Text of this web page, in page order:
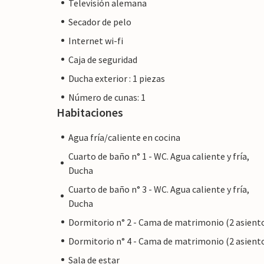
disfrutar de una comida de buen gusto
magníficamente equipada, ofrece otra
lo necesario para el día a día, incluida
hervidor de agua, todo ello con un
entorno inspirador para pensadores y
noroeste, se puede disfrutar de la idílica
Binissalem (aprox. 2 km) se ha
la vendimia, la ciudad organiza su
celebran eventos vinícolas todos los
constituyen un pintoresco escenario y
Villa Santa Lucía también ofrece otros
un día lleno de acontecimientos,
como desee. Quizás con una barbacoa
regionales recién preparadas en un
está aislada en medio de un parque
Televisión alemana
Secador de pelo
Internet wi-fi
Caja de seguridad
Ducha exterior : 1 piezas
Número de cunas: 1
Habitaciones
Agua fría/caliente en cocina
Cuarto de baño n° 1 - WC. Agua caliente y fría,
Ducha
Cuarto de baño n° 3 - WC. Agua caliente y fría,
Ducha
Dormitorio n° 2 - Cama de matrimonio (2
Dormitorio n° 4 - Cama de matrimonio (2
Sala de estar